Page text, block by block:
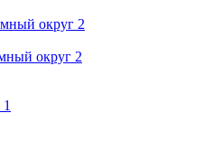
округ 2
округ 2
1